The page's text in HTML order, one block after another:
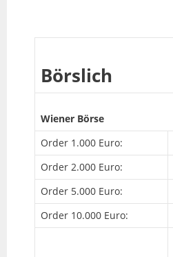
Börslich
Wiener Börse
Order 1.000 Euro:
Order 2.000 Euro:
Order 5.000 Euro:
Order 10.000 Euro: